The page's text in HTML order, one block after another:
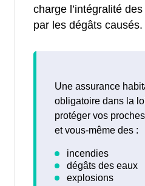
charge l’intégralité
par les dégâts causés.
Une assurance
obligatoire dans la
protéger vos
et vous-même des :